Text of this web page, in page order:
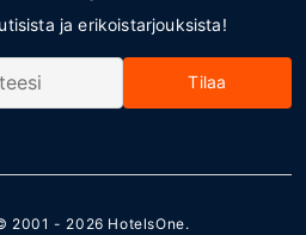
ja erikoistarjouksista!
Tilaa
2001 - 2026 HotelsOne.